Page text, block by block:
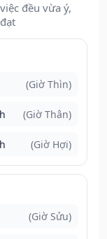
đều vừa ý,
(Giờ Thìn)
(Giờ Thân)
(Giờ Hợi)
(Giờ Sửu)